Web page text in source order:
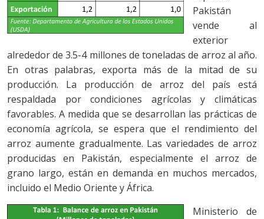
Pakistán
vende al
exterior
alrededor de 3.5-4 millones de toneladas de arroz al año.
En otras palabras, exporta más de la mitad de su
producción. La producción de arroz del país está
respaldada por condiciones agrícolas y climáticas
favorables. A medida que se desarrollan las prácticas de
economía agrícola, se espera que el rendimiento del
arroz aumente gradualmente. Las variedades de arroz
producidas en Pakistán, especialmente el arroz de
grano largo, están en demanda en muchos mercados,
incluido el Medio Oriente y África.
Ministerio de